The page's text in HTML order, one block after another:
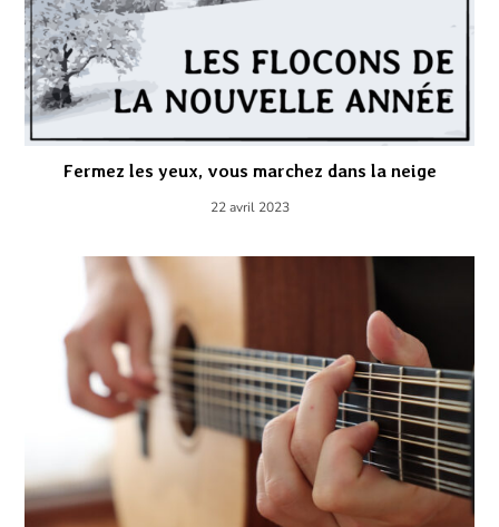
Fermez les yeux, vous marchez dans la neige
22 avril 2023